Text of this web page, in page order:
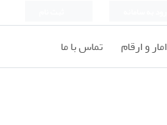
امار و ارقام تماس با ما